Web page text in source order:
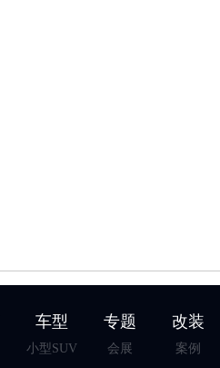
车型
小型SUV
专题
会展
改装
案例